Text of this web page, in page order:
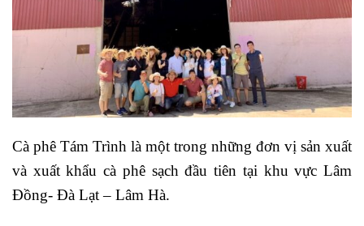
Cà phê Tám Trình là một trong những đơn vị sản xuất
và xuất khẩu cà phê sạch đầu tiên tại khu vực Lâm
Đồng- Đà Lạt – Lâm Hà.